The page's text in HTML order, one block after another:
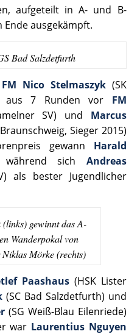
aufgeteilt in A- und B-
Ende ausgekämpft.
Bad Salzdetfurth
FM Nico Stelmaszyk(SK
aus 7 Runden vor FM
SV) und Marcus
Sieger 2015)
gewann Harald
während sich Andreas
als bester Jugendlicher
gewinnt das A-
Wanderpokal von
Mörke (rechts)
Paashaus(HSK Lister
(SC Bad Salzdetfurth) und
(SG Weiß-Blau Eilenriede)
war Laurentius Nguyen